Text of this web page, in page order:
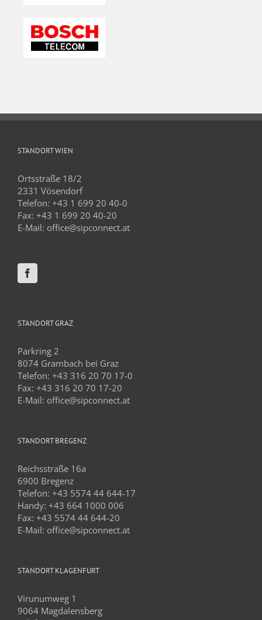
STANDORT WIEN
Ortsstraße 18/2
2331 Vösendorf
Telefon: +43 1 699 20 40-0
Fax: +43 1 699 20 40-20
E-Mail: office@sipconnect.at
STANDORT GRAZ
Parkring 2
8074 Grambach bei Graz
Telefon: +43 316 20 70 17-0
Fax: +43 316 20 70 17-20
E-Mail: office@sipconnect.at
STANDORT BREGENZ
Reichsstraße 16a
6900 Bregenz
Telefon: +43 5574 44 644-17
Handy: +43 664 1000 006
Fax: +43 5574 44 644-20
E-Mail: office@sipconnect.at
STANDORT KLAGENFURT
Virunumweg 1
9064 Magdalensberg